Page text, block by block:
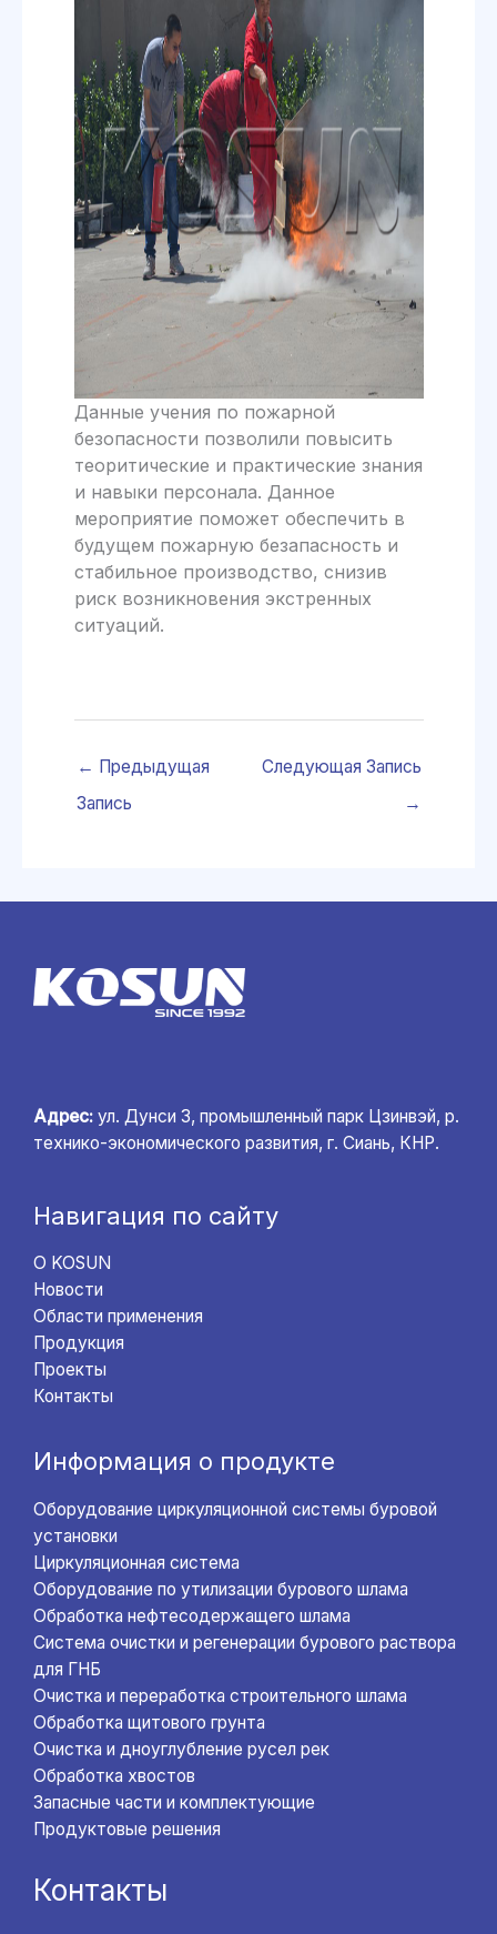
Данные учения по пожарной
безопасности позволили повысить
теоритические и практические знания
и навыки персонала. Данное
мероприятие поможет обеспечить в
будущем пожарную безапасность и
стабильное производство, снизив
риск возникновения экстренных
ситуаций.
← Предыдущая
Запись
Следующая Запись
→
Адрес: ул. Дунси 3, промышленный парк Цзинвэй, р.
технико-экономического развития, г. Сиань, КНР.
Навигация по сайту
О KOSUN
Новости
Области применения
Продукция
Проекты
Контакты
Информация о продукте
Оборудование циркуляционной системы буровой
установки
Циркуляционная система
Оборудование по утилизации бурового шлама
Обработка нефтесодержащего шлама
Система очистки и регенерации бурового раствора
для ГНБ
Очистка и переработка строительного шлама
Обработка щитового грунта
Очистка и дноуглубление русел рек
Обработка хвостов
Запасные части и комплектующие
Продуктовые решения
Контакты